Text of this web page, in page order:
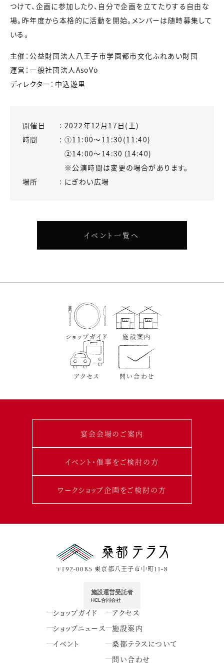
つけて、企画に参加したり、自分で企画を立てたりする自由な
場。昨年度から本格的に活動を開始。メンバーは随時募集して
いる。
主催：公益財団法人八王子市学園都市文化ふれあい財団
運営：一般社団法人AsoVo
ディレクター：中込遊里
開催日
2022年12月17日(土)
時間
①11:00～11:30(11:40)
②14:00〜14:30（14:40)
※公演時間は変更の場合があります。
場所
にぎわい広場
イベント一覧へ
ショップガイド 施設案内
アクセス 問い合わせ
宴会会場のご案内
イベント･催事をご検討の方
ワークショップ企画をご検討の方
〒192-0085 東京都八王子市中町11-8
施設運営受託者
HCL合同会社
ショップガイド
ショップニュース
イベント
アクセス
施設案内
桑都テラスについて
問い合わせ